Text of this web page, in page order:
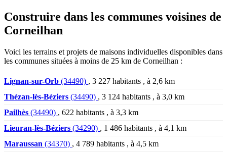
Construire dans les communes voisines de
Corneilhan
Voici les terrains et projets de maisons individuelles disponibles dans
les communes situées à moins de 25 km de Corneilhan :
Lignan-sur-Orb (34490) , 3 227 habitants , à 2,6 km
Thézan-lès-Béziers (34490) , 3 124 habitants , à 3,0 km
Pailhès (34490) , 622 habitants , à 3,3 km
Lieuran-lès-Béziers (34290) , 1 486 habitants , à 4,1 km
Maraussan (34370) , 4 789 habitants , à 4,5 km